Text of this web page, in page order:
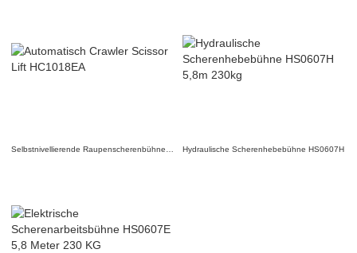
Selbstnivellierende Raupenscherenbühne HC1018EA Hydraulische Scherenhebebühne HS0607H